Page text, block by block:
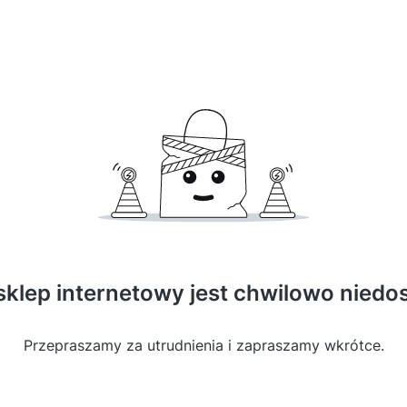
internetowy jest chwilowo
Przepraszamy za utrudnienia i zapraszamy wkrótce.